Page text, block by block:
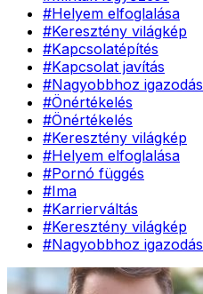
#Helyem elfoglalása
#Keresztény világkép
#Kapcsolatépítés
#Kapcsolat javítás
#Nagyobbhoz igazodás
#Önértékelés
#Önértékelés
#Keresztény világkép
#Helyem elfoglalása
#Pornó függés
#Ima
#Karrierváltás
#Keresztény világkép
#Nagyobbhoz igazodás